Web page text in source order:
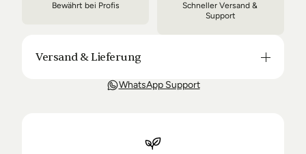
Bewährt bei Profis
Schneller Versand &
Support
Versand & Lieferung
Unsere Lieferung ist in der Regel in 3-8 Tagen bei
Lieferung unter Umständen um einige Tage
WhatsApp Support